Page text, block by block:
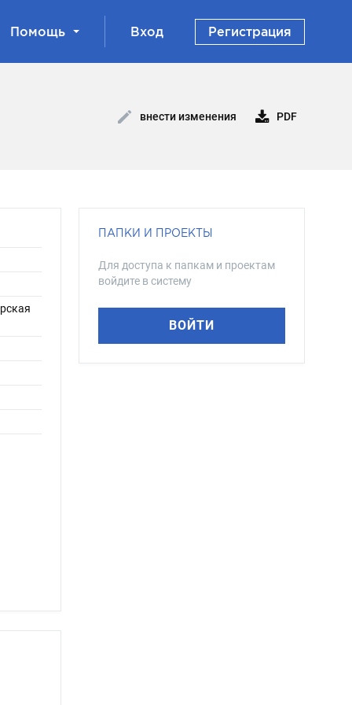
Помощь Вход Регистрация
внести изменения PDF
ПАПКИ И ПРОЕКТЫ
Для доступа к папкам и проектам
войдите в систему
ВОЙТИ